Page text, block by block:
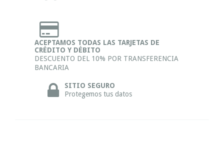
ACEPTAMOS TODAS LAS TARJETAS DE
CRÉDITO Y DÉBITO
DESCUENTO DEL 10% POR TRANSFERENCIA
BANCARIA
SITIO SEGURO
Protegemos tus datos